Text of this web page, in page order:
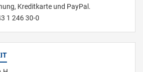
Kreditkarte und PayPal.
1 246 30-0